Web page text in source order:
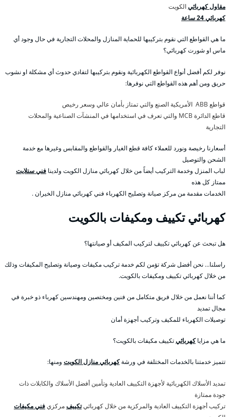
مقاول كهربائيالكويت
كهربائي 24 ساعة
ما هي القواطع التي نقوم بتركيبها للحماية المنازل والمحلات التجارية في حال وجود أي
ماس او شورت كهربائي؟
نوفر لكم أفضل أنواع القواطع الكهربائية ونقوم بتركيبها لتفادي حدوث أي مشكلة او نشوب
حريق ومن أهم هذه القواطع التي نوفرها:
قواطع ABB الأمريكية الصنع والتي تمتاز بأمان عالي وسعر رخيص
قاطع الدائرة MCB والتي تعرف في استخدامها في المنشآت الصناعية والمحلات
التجارية
أسعارنا رخيصة ونورد للعملاء كافة قطع الغيار والقواطع والمقابس وغيرها مع خدمة
الشحن والتوصيل
لباب المنزل وخدمة التركيب أيضاً من خلال كهربائي منازل الكويت ولدينا فني ستلايت
ممتاز كل هذه
الخدمات مقدمة من مركز صيانة وتصليح الكهرباء فني كهربائي منازل الخيران .
كهربائي تكييف ومكيفات بالكويت
هل تبحث عن كهربائي تكييف لتركيب المكيف أو صيانتها؟
راسلنا… نحن أفضل شركة تؤمن لكم خدمة تركيب مكيفات وصيانة وتصليح المكيفات وذلك
من خلال كهربائي تكييف ومكيفات بالكويت.
كما أننا نعمل من خلال فريق متكامل من فنين ومختصين ومهندسين كهرباء ذو خبرة في
مجال تمديد
توصيلات الكهرباء للمكيف وتركيب أجهزة أمان
ما هي مزاياكهربائيتكييف مكيفات بالكويت؟
تتميز خدمتنا بالخدمات المختلفة في ورشةكهربائي منازل الكويت ومنها:
تمديد الأسلاك الكهربائية لأجهزة التكييف العادية وتأمين أفضل الأسلاك والكابلات ذات
جودة ممتازة
تركيب أجهزة التكييف العادية والمركزية من خلال كهربائيتكييفمركزيفني مكيفات